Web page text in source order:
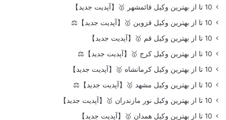
10 تا از بهترین وکیل قائمشهر 🥇【آپدیت جدید】
10 تا از بهترین وکیل قزوین 🥇【آپدیت جدید】⚖️
10 تا از بهترین وکیل قم 🥇【آپدیت جدید】
10 تا از بهترین وکیل کرج 🥇【آپدیت جدید】⚖️
10 تا از بهترین وکیل کرمانشاه 🥇【آپدیت جدید】
10 تا از بهترین وکیل مشهد 🥇【آپدیت جدید】⚖️
10 تا از بهترین وکیل نور مازندران 🥇【آپدیت جدید】
10 تا از بهترین وکیل همدان 🥇【آپدیت جدید】